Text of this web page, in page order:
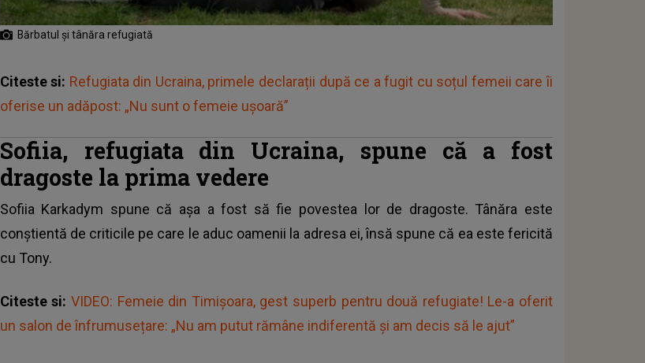
Bărbatul și tânăra refugiată
Citeste si: Refugiata din Ucraina, primele declarații după ce a fugit cu soțul femeii care îi
oferise un adăpost: „Nu sunt o femeie ușoară”
Sofiia, refugiata din Ucraina, spune că a fost
dragoste la prima vedere
Sofiia Karkadym spune că așa a fost să fie povestea lor de dragoste. Tânăra este
conștientă de criticile pe care le aduc oamenii la adresa ei, însă spune că ea este fericită
cu Tony.
Citeste si: VIDEO: Femeie din Timișoara, gest superb pentru două refugiate! Le-a oferit
un salon de înfrumusețare: „Nu am putut rămâne indiferentă și am decis să le ajut”